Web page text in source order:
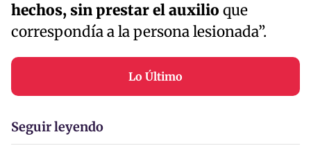
hechos, sin prestar el auxilio que
correspondía a la persona lesionada”.
Lo Último
Seguir leyendo